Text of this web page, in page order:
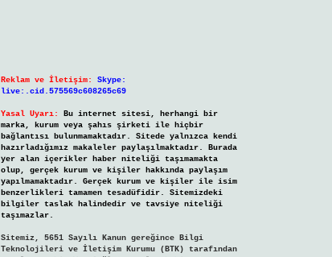
Reklam ve İletişim:
Skype:
live:.cid.575569c608265c69
Yasal Uyarı:
Bu internet sitesi, herhangi bir
marka, kurum veya şahıs şirketi ile hiçbir
bağlantısı bulunmamaktadır. Sitede yalnızca kendi
hazırladığımız makaleler paylaşılmaktadır. Burada
yer alan içerikler haber niteliği taşımamakta
olup, gerçek kurum ve kişiler hakkında paylaşım
yapılmamaktadır. Gerçek kurum ve kişiler ile isim
benzerlikleri tamamen tesadüfidir. Sitemizdeki
bilgiler taslak halindedir ve tavsiye niteliği
taşımazlar.
Sitemiz, 5651 Sayılı Kanun gereğince Bilgi
Teknolojileri ve İletişim Kurumu (BTK) tarafından